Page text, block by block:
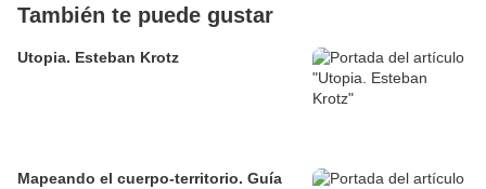
También te puede gustar
Utopia. Esteban Krotz
Mapeando el cuerpo-territorio. Guía